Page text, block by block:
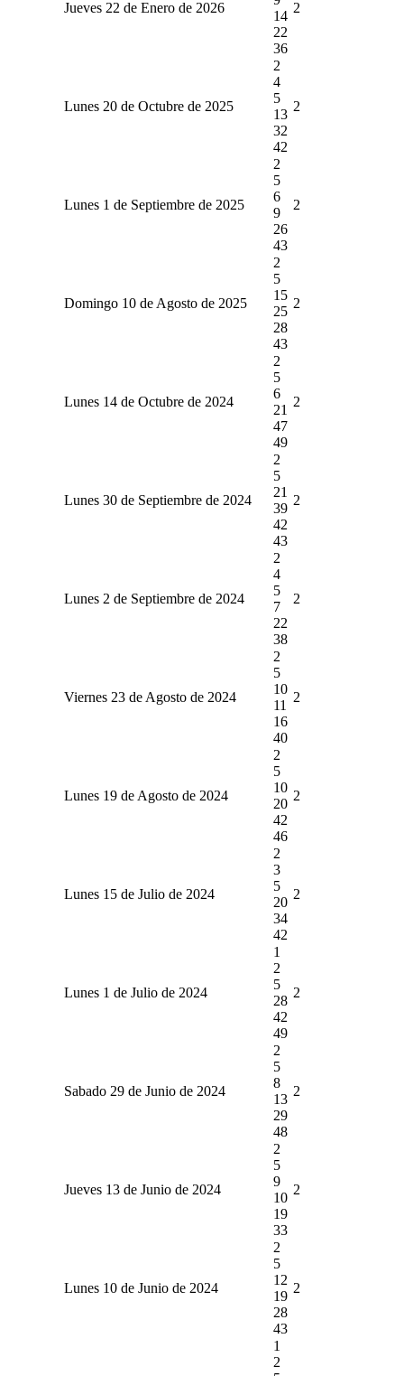
Jueves 22 de Enero de 2026
14
22
36
2
Lunes 20 de Octubre de 2025
2
4
5
13
32
42
2
Lunes 1 de Septiembre de 2025
2
5
6
9
26
43
2
Domingo 10 de Agosto de 2025
2
5
15
25
28
43
2
Lunes 14 de Octubre de 2024
2
5
6
21
47
49
2
Lunes 30 de Septiembre de 2024
2
5
21
39
42
43
2
Lunes 2 de Septiembre de 2024
2
4
5
7
22
38
2
Viernes 23 de Agosto de 2024
2
5
10
11
16
40
2
Lunes 19 de Agosto de 2024
2
5
10
20
42
46
2
Lunes 15 de Julio de 2024
2
3
5
20
34
42
2
Lunes 1 de Julio de 2024
1
2
5
28
42
49
2
Sabado 29 de Junio de 2024
2
5
8
13
29
48
2
Jueves 13 de Junio de 2024
2
5
9
10
19
33
2
Lunes 10 de Junio de 2024
2
5
12
19
28
43
2
1
2